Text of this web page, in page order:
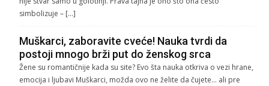
simbolizuje – […]
Muškarci, zaboravite cveće! Nauka tvrdi da
postoji mnogo brži put do ženskog srca
Žene su romantičnije kada su site? Evo šta nauka otkriva o vezi hrane,
emocija i ljubavi Muškarci, možda ovo ne želite da čujete… ali pre